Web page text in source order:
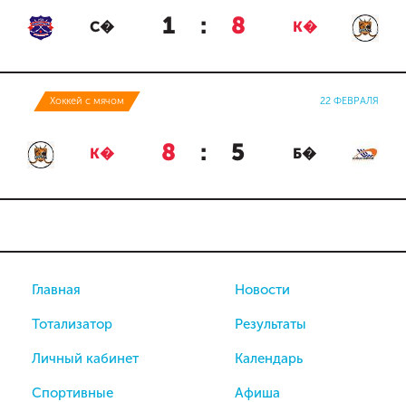
С� 1 : 8 К�
Хоккей с мячом 22 ФЕВРАЛЯ
К� 8 : 5 Б�
Главная
Тотализатор
Личный кабинет
Спортивные
Новости
Результаты
Календарь
Афиша